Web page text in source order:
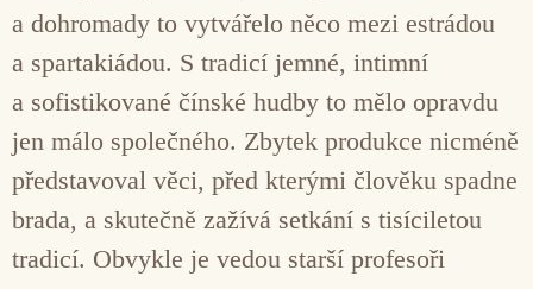
a dohromady to vytvářelo něco mezi estrádou
a spartakiádou. S tradicí jemné, intimní
a sofistikované čínské hudby to mělo opravdu
jen málo společného. Zbytek produkce nicméně
představoval věci, před kterými člověku spadne
brada, a skutečně zažívá setkání s tisíciletou
tradicí. Obvykle je vedou starší profesoři